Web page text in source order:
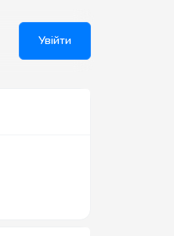
Увійти